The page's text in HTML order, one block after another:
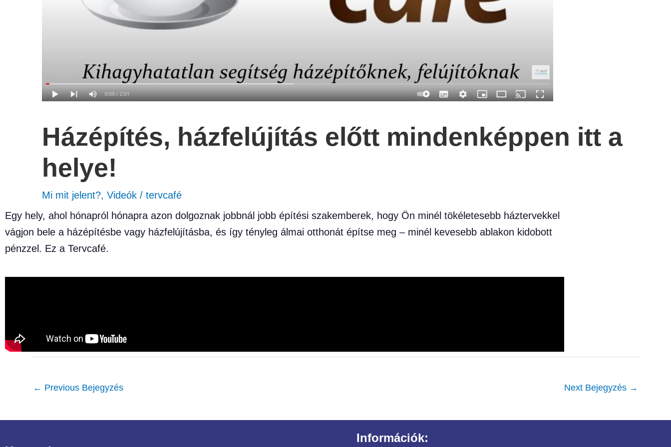
Házépítés, házfelújítás előtt mindenképpen itt a
helye!
Mi mit jelent?, Videók / tervcafé
Egy hely, ahol hónapról hónapra azon dolgoznak jobbnál jobb építési szakemberek, hogy Ön minél tökéletesebb háztervekkel
vágjon bele a házépítésbe vagy házfelújításba, és így tényleg álmai otthonát építse meg – minél kevesebb ablakon kidobott
pénzzel. Ez a Tervcafé.
← Previous Bejegyzés Next Bejegyzés →
Információk: